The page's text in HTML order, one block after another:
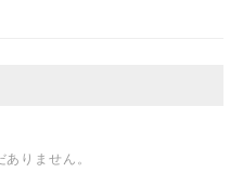
りません。